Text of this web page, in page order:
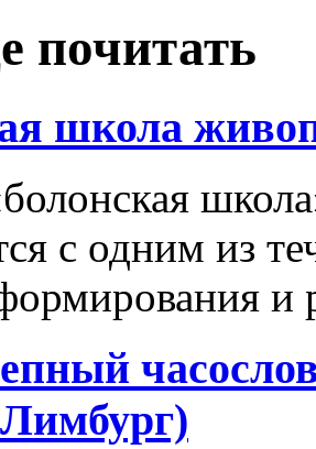
почитать
школа
с одним из
и